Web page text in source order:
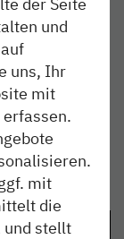
Video-
Die
kreative
entlang
gehen
und Mareike
Grenzen und
und
uns, Ihr
mit
mit
die
und stellt